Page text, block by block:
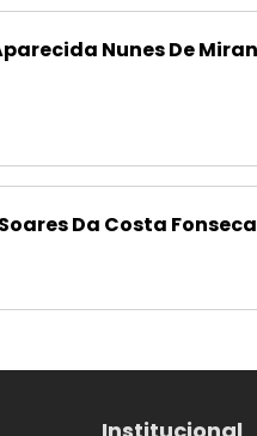
Nunes De
Da Costa Fonseca